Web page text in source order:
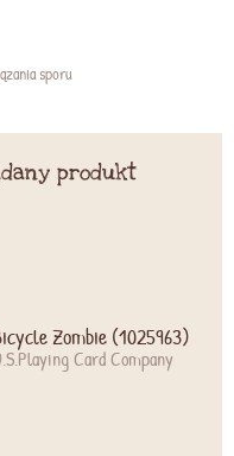
sporu
produkt
Zombie (1025963)
Card Company